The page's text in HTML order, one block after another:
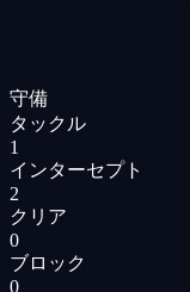
守備
タックル
1
インターセプト
2
クリア
0
ブロック
0